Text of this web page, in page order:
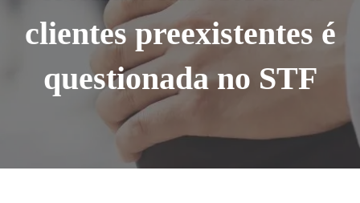
clientes preexistentes é
questionada no STF